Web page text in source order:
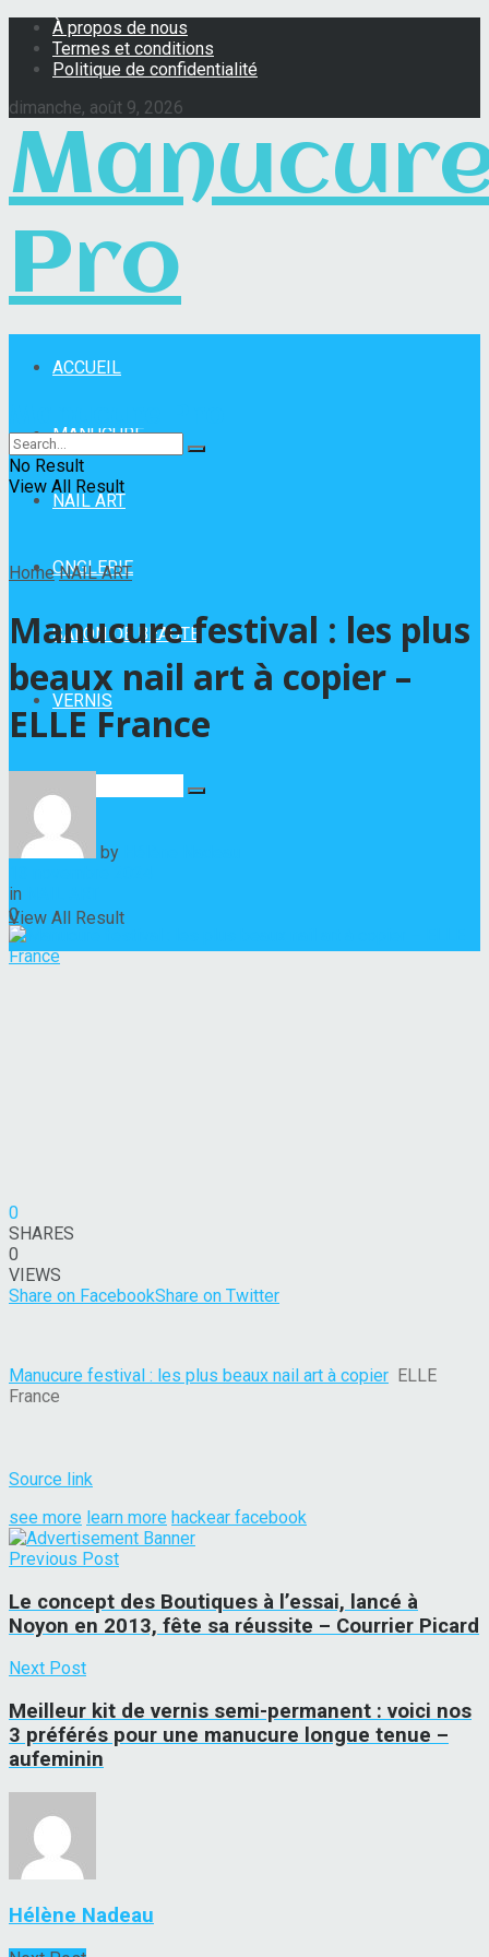
À propos de nous
Termes et conditions
Politique de confidentialité
dimanche, août 9, 2026
Pro
ACCUEIL
MANUCURE
NAIL ART
ONGLERIE
SALON DE BEAUTÉ
VERNIS
No Result
View All Result
No Result
View All Result
Home NAIL ART
Manucure festival : les plus
beaux nail art à copier –
ELLE France
by
in
0
0
SHARES
0
VIEWS
Share on FacebookShare on Twitter
Manucure festival : les plus beaux nail art à copier ELLE
France
Source link
see more learn more hackear facebook
Previous Post
Le concept des Boutiques à l’essai, lancé à
Noyon en 2013, fête sa réussite – Courrier Picard
Next Post
Meilleur kit de vernis semi-permanent : voici nos
3 préférés pour une manucure longue tenue –
aufeminin
Hélène Nadeau